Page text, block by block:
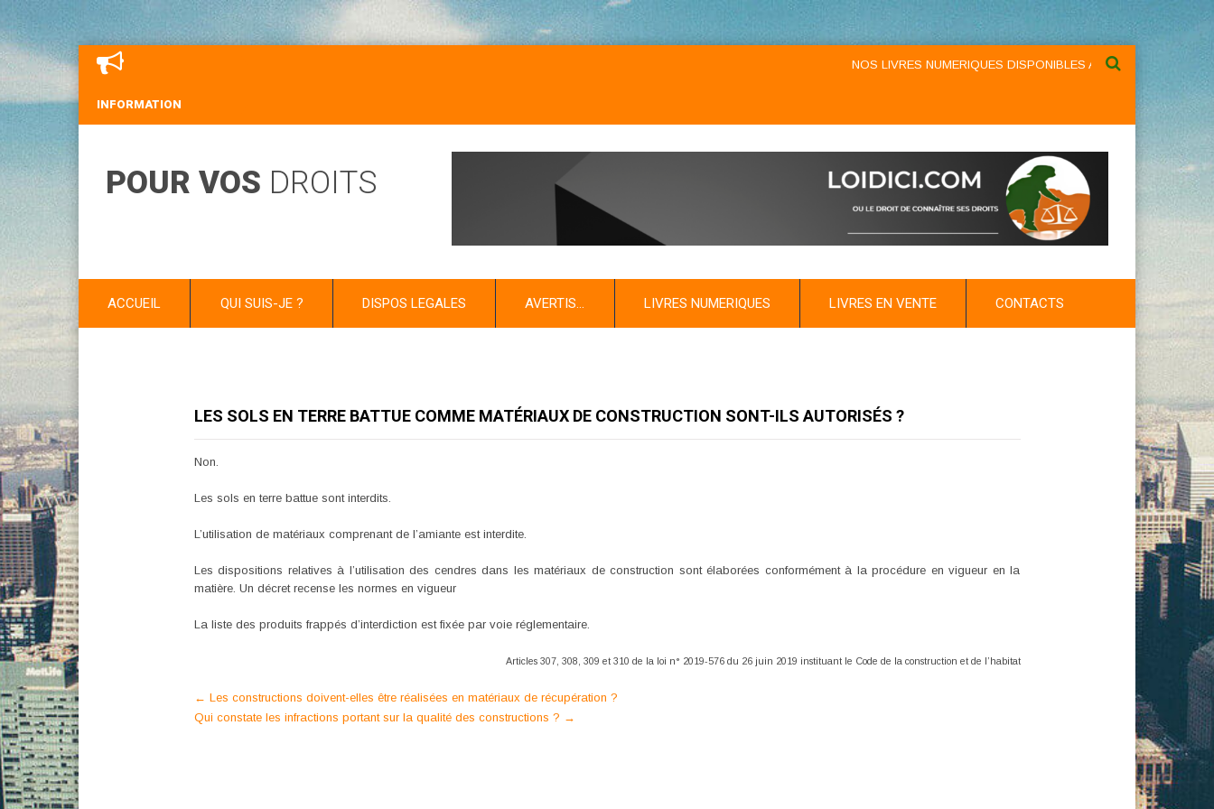
INFORMATION
NOS LIVRES NUMERIQUES DISPONIBLES AU NIVEAU DU MENU
POUR VOS DROITS
ACCUEIL QUI SUIS-JE ? DISPOS LEGALES AVERTIS… LIVRES NUMERIQUES LIVRES EN VENTE CONTACTS
LES SOLS EN TERRE BATTUE COMME MATÉRIAUX DE CONSTRUCTION SONT-ILS AUTORISÉS ?
Non.
Les sols en terre battue sont interdits.
L’utilisation de matériaux comprenant de l’amiante est interdite.
Les dispositions relatives à l’utilisation des cendres dans les matériaux de construction sont élaborées conformément à la procédure en vigueur en la
matière. Un décret recense les normes en vigueur
La liste des produits frappés d’interdiction est fixée par voie réglementaire.
Articles 307, 308, 309 et 310 de la loi n° 2019-576 du 26 juin 2019 instituant le Code de la construction et de l’habitat
Post
navigation
← Les constructions doivent-elles être réalisées en matériaux de récupération ?
Qui constate les infractions portant sur la qualité des constructions ? →